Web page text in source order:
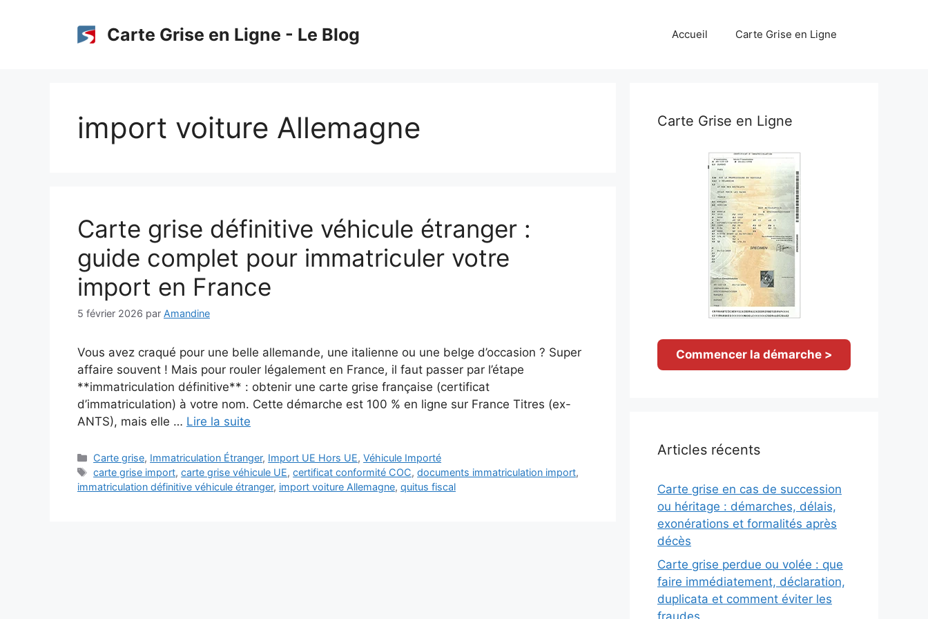
Carte Grise en Ligne - Le Blog Accueil Carte Grise en Ligne
import voiture Allemagne
Carte grise définitive véhicule étranger :
guide complet pour immatriculer votre
import en France
5 février 2026 par Amandine
Vous avez craqué pour une belle allemande, une italienne ou une belge d’occasion ? Super
affaire souvent ! Mais pour rouler légalement en France, il faut passer par l’étape
**immatriculation définitive** : obtenir une carte grise française (certificat
d’immatriculation) à votre nom. Cette démarche est 100 % en ligne sur France Titres (ex-
ANTS), mais elle … Lire la suite
Catégories
Carte grise, Immatriculation Étranger, Import UE Hors UE,Véhicule Importé
Étiquettes
carte grise import,carte grise véhicule UE,certificat conformité COC,documents immatriculation import,
immatriculation définitive véhicule étranger, import voiture Allemagne, quitus fiscal
Carte Grise en Ligne
Commencer la démarche >
Articles récents
Carte grise en cas de succession
ou héritage : démarches, délais,
exonérations et formalités après
décès
Carte grise perdue ou volée : que
faire immédiatement, déclaration,
duplicata et comment éviter les
fraudes